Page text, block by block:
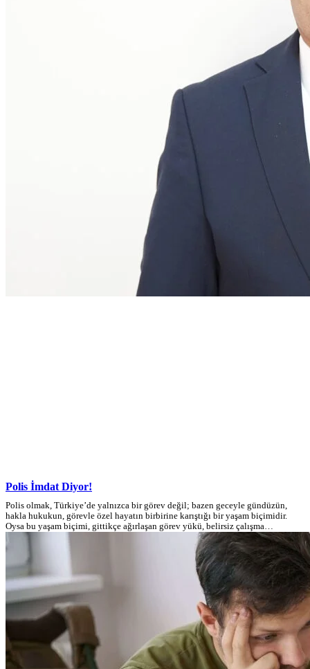
Polis İmdat Diyor!
Polis olmak, Türkiye’de yalnızca bir görev değil; bazen geceyle gündüzün,
hakla hukukun, görevle özel hayatın birbirine karıştığı bir yaşam biçimidir.
Oysa bu yaşam biçimi, gittikçe ağırlaşan görev yükü, belirsiz çalışma…